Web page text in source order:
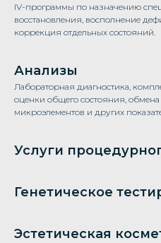
IV-программы по назначению
восстановления, восполнение
коррекция отдельных состояний.
Анализы
Лабораторная диагностика,
оценки общего состояния,
микроэлементов и других
Услуги
Генетическое
Эстетическая